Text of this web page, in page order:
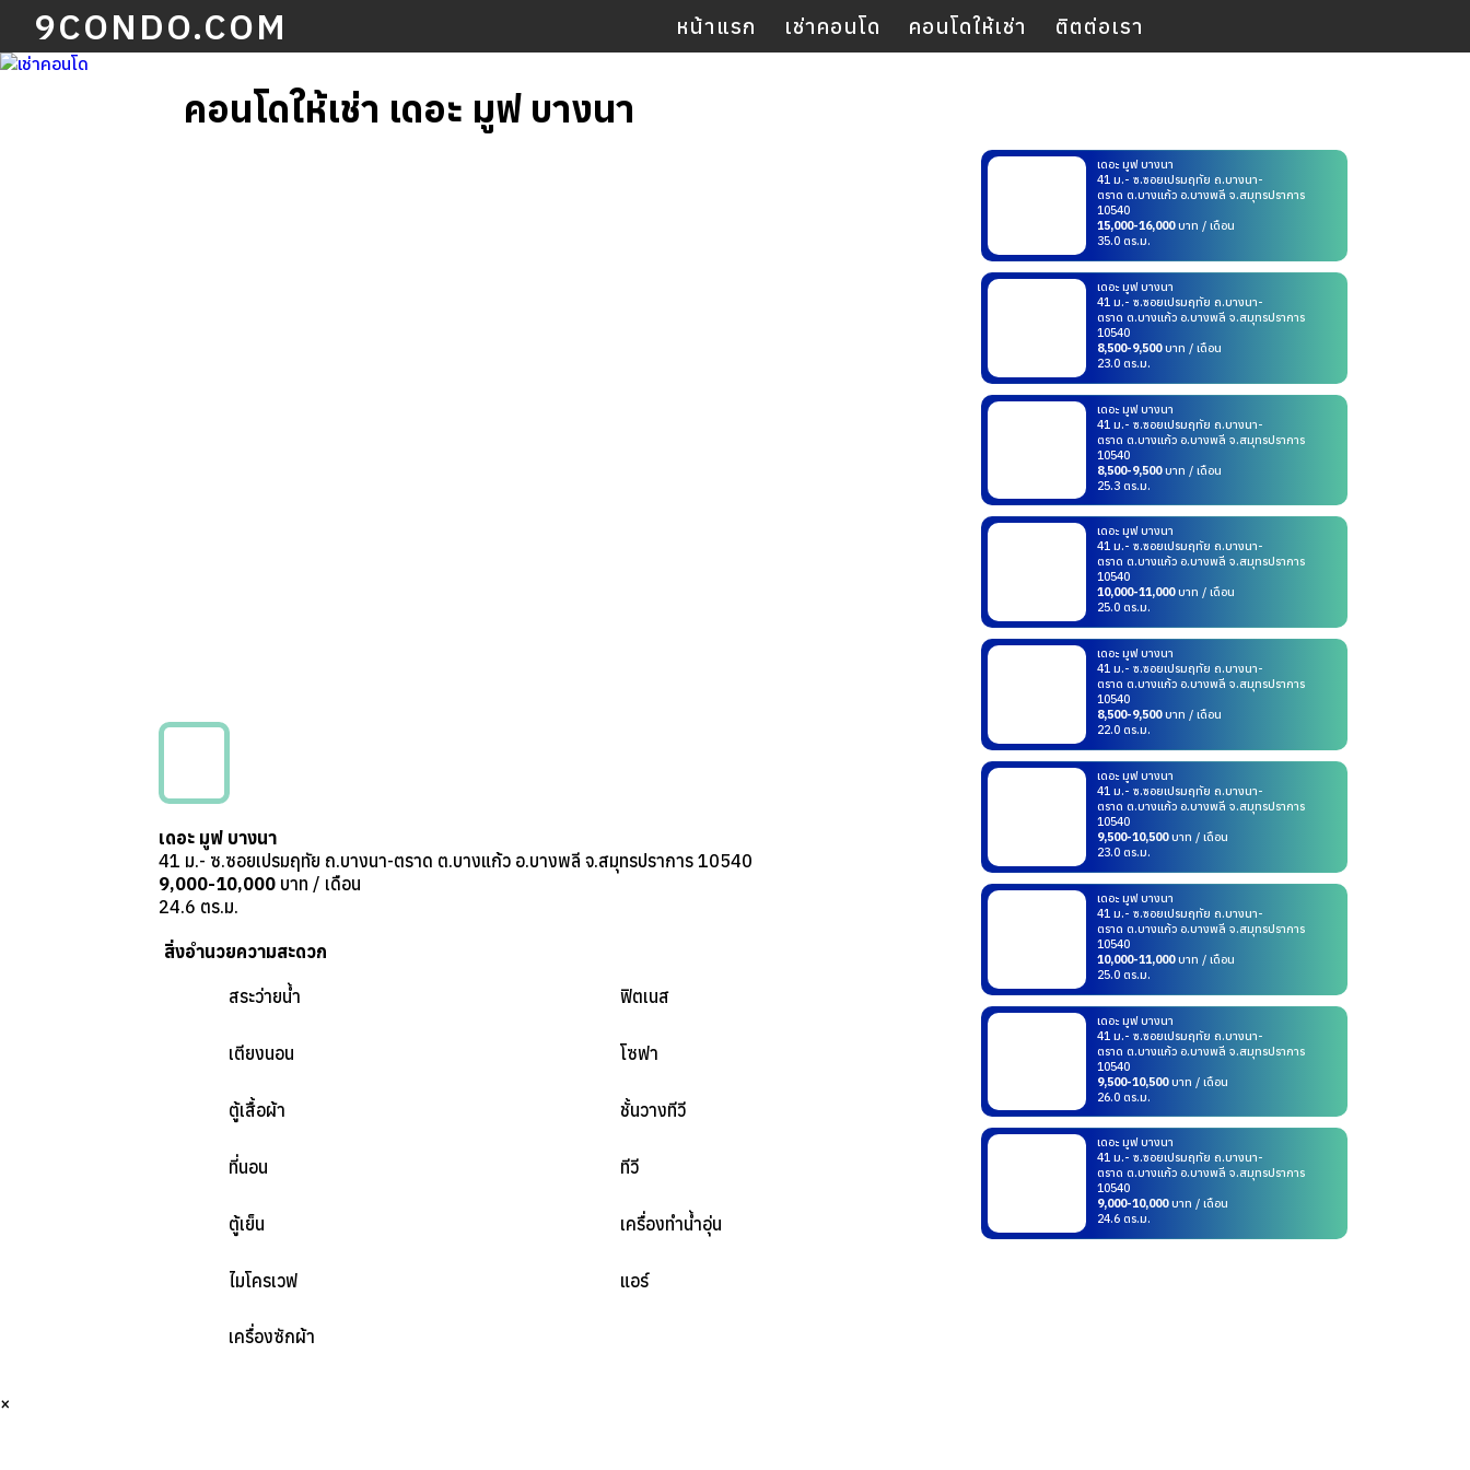
9CONDO.COM หน้าแรก เช่าคอนโด คอนโดให้เช่า ติตต่อเรา
คอนโดให้เช่า เดอะ มูฟ บางนา
เดอะ มูฟ บางนา
41 ม.- ซ.ซอยเปรมฤทัย ถ.บางนา-ตราด ต.บางแก้ว อ.บางพลี จ.สมุทรปราการ 10540
9,000-10,000บาท / เดือน
24.6 ตร.ม.
สิ่งอำนวยความสะดวก
สระว่ายน้ำ
ฟิตเนส
เตียงนอน โซฟา
ตู้เสื้อผ้า ชั้นวางทีวี
ที่นอน ทีวี
ตู้เย็น เครื่องทำน้ำอุ่น
ไมโครเวฟ แอร์
เครื่องซักผ้า
เดอะ มูฟ บางนา
41 ม.- ซ.ซอยเปรมฤทัย ถ.บางนา-
ตราด ต.บางแก้ว อ.บางพลี จ.สมุทรปราการ
10540
15,000-16,000บาท / เดือน
35.0 ตร.ม.
เดอะ มูฟ บางนา
41 ม.- ซ.ซอยเปรมฤทัย ถ.บางนา-
ตราด ต.บางแก้ว อ.บางพลี จ.สมุทรปราการ
10540
8,500-9,500บาท / เดือน
23.0 ตร.ม.
เดอะ มูฟ บางนา
41 ม.- ซ.ซอยเปรมฤทัย ถ.บางนา-
ตราด ต.บางแก้ว อ.บางพลี จ.สมุทรปราการ
10540
8,500-9,500บาท / เดือน
25.3 ตร.ม.
เดอะ มูฟ บางนา
41 ม.- ซ.ซอยเปรมฤทัย ถ.บางนา-
ตราด ต.บางแก้ว อ.บางพลี จ.สมุทรปราการ
10540
10,000-11,000บาท / เดือน
25.0 ตร.ม.
เดอะ มูฟ บางนา
41 ม.- ซ.ซอยเปรมฤทัย ถ.บางนา-
ตราด ต.บางแก้ว อ.บางพลี จ.สมุทรปราการ
10540
8,500-9,500บาท / เดือน
22.0 ตร.ม.
เดอะ มูฟ บางนา
41 ม.- ซ.ซอยเปรมฤทัย ถ.บางนา-
ตราด ต.บางแก้ว อ.บางพลี จ.สมุทรปราการ
10540
9,500-10,500บาท / เดือน
23.0 ตร.ม.
เดอะ มูฟ บางนา
41 ม.- ซ.ซอยเปรมฤทัย ถ.บางนา-
ตราด ต.บางแก้ว อ.บางพลี จ.สมุทรปราการ
10540
10,000-11,000บาท / เดือน
25.0 ตร.ม.
เดอะ มูฟ บางนา
41 ม.- ซ.ซอยเปรมฤทัย ถ.บางนา-
ตราด ต.บางแก้ว อ.บางพลี จ.สมุทรปราการ
10540
9,500-10,500บาท / เดือน
26.0 ตร.ม.
เดอะ มูฟ บางนา
41 ม.- ซ.ซอยเปรมฤทัย ถ.บางนา-
ตราด ต.บางแก้ว อ.บางพลี จ.สมุทรปราการ
10540
9,000-10,000บาท / เดือน
24.6 ตร.ม.
×